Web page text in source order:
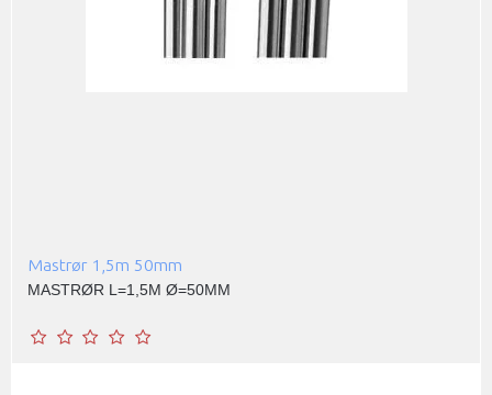
Mastrør 1,5m 50mm
MASTRØR L=1,5M Ø=50MM